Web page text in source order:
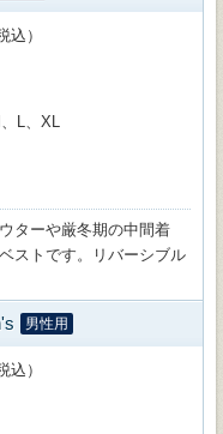
込）
L、XL
ターや厳冬期の中間着
ストです。リバーシブル
男性用
込）